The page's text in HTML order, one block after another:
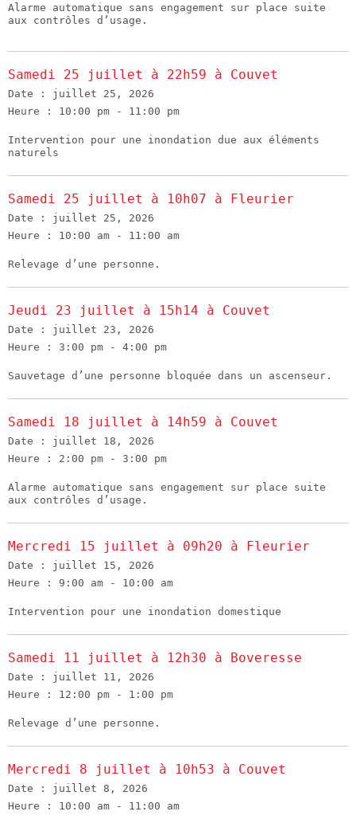
Alarme automatique sans engagement sur place suite
aux contrôles d’usage.
Samedi 25 juillet à 22h59 à Couvet
Date : juillet 25, 2026
Heure : 10:00 pm - 11:00 pm
Intervention pour une inondation due aux éléments
naturels
Samedi 25 juillet à 10h07 à Fleurier
Date : juillet 25, 2026
Heure : 10:00 am - 11:00 am
Relevage d’une personne.
Jeudi 23 juillet à 15h14 à Couvet
Date : juillet 23, 2026
Heure : 3:00 pm - 4:00 pm
Sauvetage d’une personne bloquée dans un ascenseur.
Samedi 18 juillet à 14h59 à Couvet
Date : juillet 18, 2026
Heure : 2:00 pm - 3:00 pm
Alarme automatique sans engagement sur place suite
aux contrôles d’usage.
Mercredi 15 juillet à 09h20 à Fleurier
Date : juillet 15, 2026
Heure : 9:00 am - 10:00 am
Intervention pour une inondation domestique
Samedi 11 juillet à 12h30 à Boveresse
Date : juillet 11, 2026
Heure : 12:00 pm - 1:00 pm
Relevage d’une personne.
Mercredi 8 juillet à 10h53 à Couvet
Date : juillet 8, 2026
Heure : 10:00 am - 11:00 am